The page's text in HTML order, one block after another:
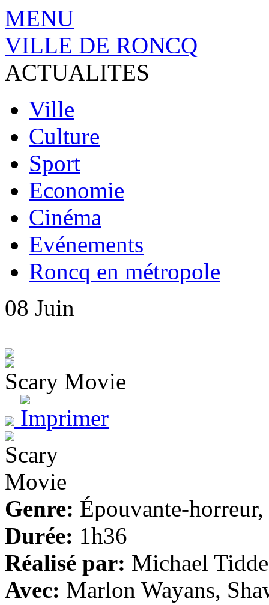
MENU
VILLE DE RONCQ
ACTUALITES
Ville
Culture
Sport
Economie
Cinéma
Evénements
Roncq en métropole
08 Juin
Scary Movie
Genre: Épouvante-
Durée: 1h36
Réalisé par: Michael
Avec: Marlon Wayans,